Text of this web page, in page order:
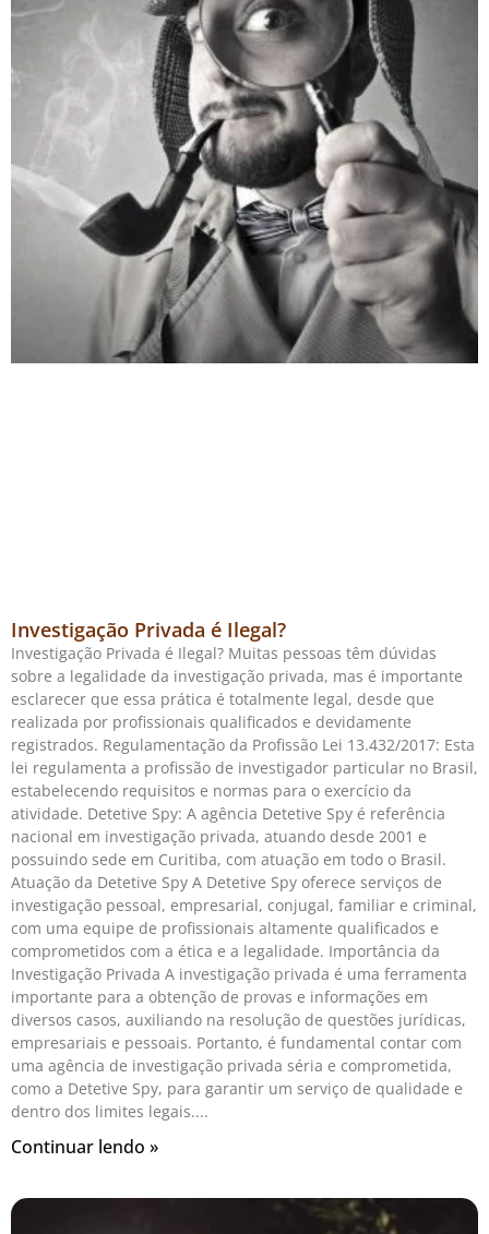
Investigação Privada é Ilegal?
Investigação Privada é Ilegal? Muitas pessoas têm dúvidas
sobre a legalidade da investigação privada, mas é importante
esclarecer que essa prática é totalmente legal, desde que
realizada por profissionais qualificados e devidamente
registrados. Regulamentação da Profissão Lei 13.432/2017: Esta
lei regulamenta a profissão de investigador particular no Brasil,
estabelecendo requisitos e normas para o exercício da
atividade. Detetive Spy: A agência Detetive Spy é referência
nacional em investigação privada, atuando desde 2001 e
possuindo sede em Curitiba, com atuação em todo o Brasil.
Atuação da Detetive Spy A Detetive Spy oferece serviços de
investigação pessoal, empresarial, conjugal, familiar e criminal,
com uma equipe de profissionais altamente qualificados e
comprometidos com a ética e a legalidade. Importância da
Investigação Privada A investigação privada é uma ferramenta
importante para a obtenção de provas e informações em
diversos casos, auxiliando na resolução de questões jurídicas,
empresariais e pessoais. Portanto, é fundamental contar com
uma agência de investigação privada séria e comprometida,
como a Detetive Spy, para garantir um serviço de qualidade e
dentro dos limites legais.
Continuar lendo »